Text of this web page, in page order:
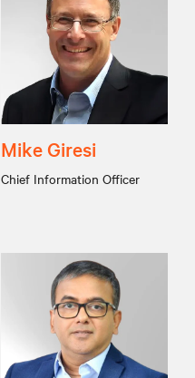
Mike Giresi
Chief Information Officer